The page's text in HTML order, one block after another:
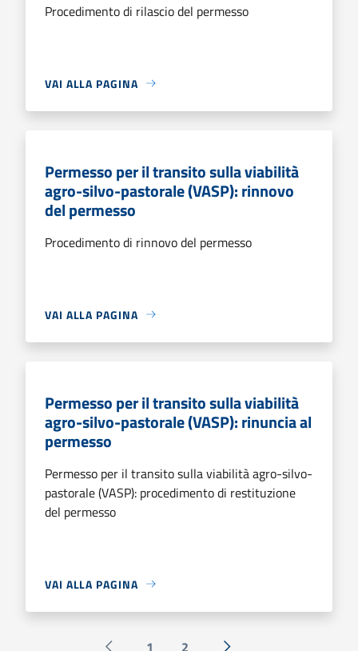
Procedimento di rilascio del permesso
VAI ALLA PAGINA
Permesso per il transito sulla viabilità
agro-silvo-pastorale (VASP): rinnovo
del permesso
Procedimento di rinnovo del permesso
VAI ALLA PAGINA
Permesso per il transito sulla viabilità
agro-silvo-pastorale (VASP): rinuncia al
permesso
Permesso per il transito sulla viabilità agro-silvo-
pastorale (VASP): procedimento di restituzione
del permesso
VAI ALLA PAGINA
1 2